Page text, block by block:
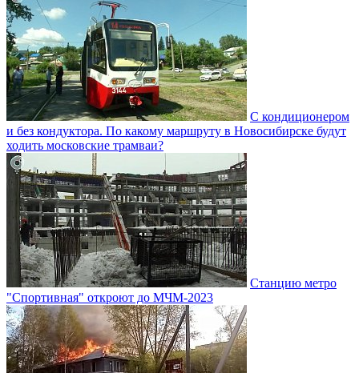
С кондиционером
и без кондуктора. По какому маршруту в Новосибирске будут
ходить московские трамваи?
Станцию метро
"Спортивная" откроют до МЧМ-2023